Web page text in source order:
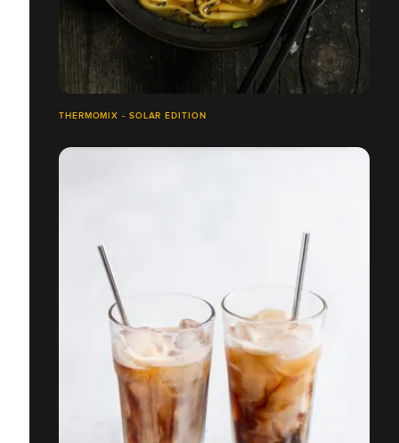
THERMOMIX - SOLAR EDITION